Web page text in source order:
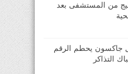
من المستشفى بعد
جاكسون يحطم الرقم
التذاكر